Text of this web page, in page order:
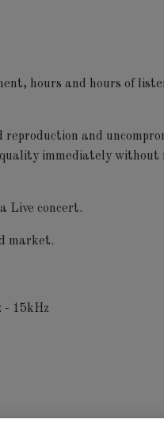
hours and hours of
and
immediately without
Live concert.
market.
- 15kHz